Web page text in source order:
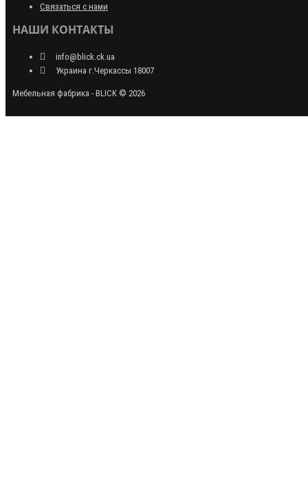
Связаться с нами
НАШИ КОНТАКТЫ
info@blick.ck.ua
Украина г.Черкассы 18007
Мебельная фабрика - BLICK © 2026